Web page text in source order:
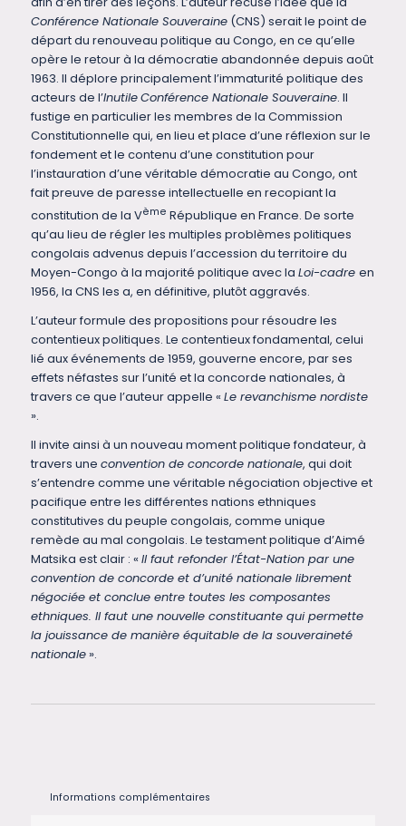
Conférence Nationale Souveraine(CNS) serait le point de
départ du renouveau politique au Congo, en ce qu’elle
opère le retour à la démocratie abandonnée depuis août
1963. Il déplore principalement l’immaturité politique des
acteurs de l’InutileConférence Nationale Souveraine. Il
fustige en particulier les membres de la Commission
Constitutionnelle qui, en lieu et place d’une réflexion sur le
fondement et le contenu d’une constitution pour
l’instauration d’une véritable démocratie au Congo, ont
fait preuve de paresse intellectuelle en recopiant la
constitution de la Vème République en France. De sorte
qu’au lieu de régler les multiples problèmes politiques
congolais advenus depuis l’accession du territoire du
Moyen-Congo à la majorité politique avec la Loi-cadre en
1956, la CNS les a, en définitive, plutôt aggravés.
L’auteur formule des propositions pour résoudre les
contentieux politiques. Le contentieux fondamental, celui
lié aux événements de 1959, gouverne encore, par ses
effets néfastes sur l’unité et la concorde nationales, à
travers ce que l’auteur appelle « Le revanchisme nordiste
».
Il invite ainsi à un nouveau moment politique fondateur, à
travers une convention de concorde nationale, qui doit
s’entendre comme une véritable négociation objective et
pacifique entre les différentes nations ethniques
constitutives du peuple congolais, comme unique
remède au mal congolais. Le testament politique d’Aimé
Matsika est clair : « Il faut refonder l’État-Nation par une
convention de concorde et d’unité nationale librement
négociée et conclue entre toutes les composantes
ethniques. Il faut une nouvelle constituante qui permette
la jouissance de manière équitable de la souveraineté
nationale».
Informations complémentaires